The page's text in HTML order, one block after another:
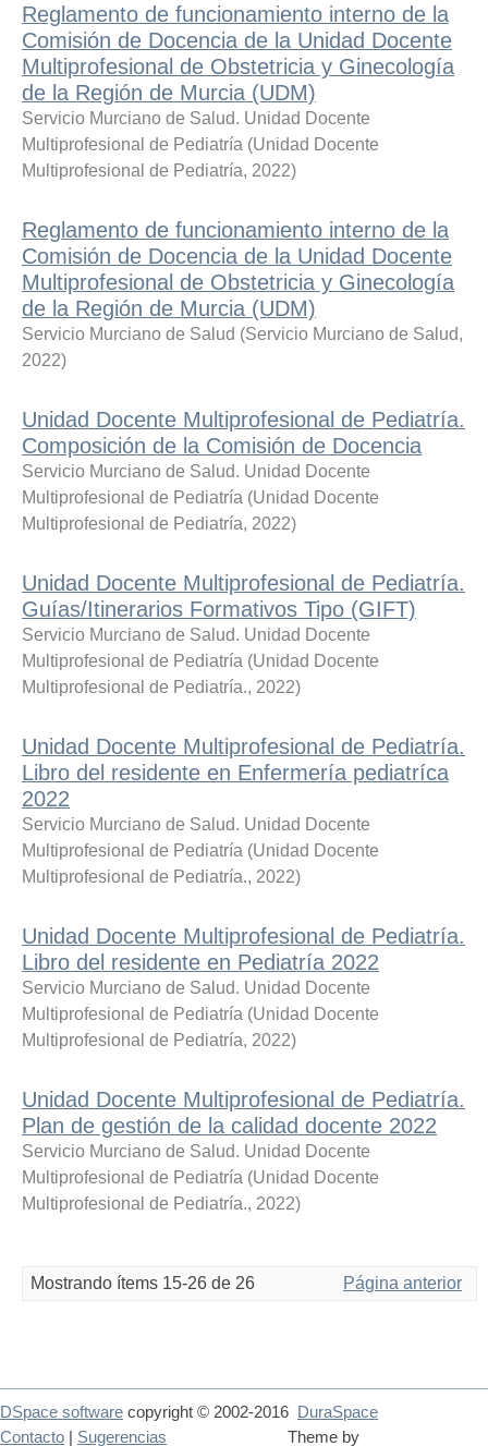
Reglamento de funcionamiento interno de la
Comisión de Docencia de la Unidad Docente
Multiprofesional de Obstetricia y Ginecología
de la Región de Murcia (UDM)
Servicio Murciano de Salud. Unidad Docente
Multiprofesional de Pediatría (Unidad Docente
Multiprofesional de Pediatría, 2022)
Reglamento de funcionamiento interno de la
Comisión de Docencia de la Unidad Docente
Multiprofesional de Obstetricia y Ginecología
de la Región de Murcia (UDM)
Servicio Murciano de Salud (Servicio Murciano de Salud,
2022)
Unidad Docente Multiprofesional de Pediatría.
Composición de la Comisión de Docencia
Servicio Murciano de Salud. Unidad Docente
Multiprofesional de Pediatría (Unidad Docente
Multiprofesional de Pediatría, 2022)
Unidad Docente Multiprofesional de Pediatría.
Guías/Itinerarios Formativos Tipo (GIFT)
Servicio Murciano de Salud. Unidad Docente
Multiprofesional de Pediatría (Unidad Docente
Multiprofesional de Pediatría., 2022)
Unidad Docente Multiprofesional de Pediatría.
Libro del residente en Enfermería pediatríca
2022
Servicio Murciano de Salud. Unidad Docente
Multiprofesional de Pediatría (Unidad Docente
Multiprofesional de Pediatría., 2022)
Unidad Docente Multiprofesional de Pediatría.
Libro del residente en Pediatría 2022
Servicio Murciano de Salud. Unidad Docente
Multiprofesional de Pediatría (Unidad Docente
Multiprofesional de Pediatría, 2022)
Unidad Docente Multiprofesional de Pediatría.
Plan de gestión de la calidad docente 2022
Servicio Murciano de Salud. Unidad Docente
Multiprofesional de Pediatría (Unidad Docente
Multiprofesional de Pediatría., 2022)
Mostrando ítems 15-26 de 26 Página anterior
DSpace software copyright © 2002-2016
DuraSpace
Theme by
Contacto Sugerencias